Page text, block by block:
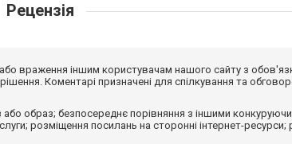
Рецензія
враження іншим користувачам нашого сайту з
Коментарі призначені для спілкування та
образ; безпосереднє порівняння з іншими
розміщення посилань на сторонні інтернет-